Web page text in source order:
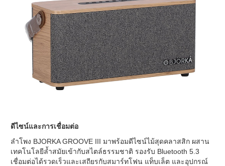
ดีไซน์และการเชื่อมต่อ
ลำโพง BJORKA GROOVE III มาพร้อมดีไซน์ไม้สุดคลาสสิก ผสาน
เทคโนโลยีล้ำสมัยเข้ากับสไตล์ธรรมชาติ รองรับ Bluetooth 5.3
เชื่อมต่อได้รวดเร็วและเสถียรกับสมาร์ทโฟน แท็บเล็ต และอุปกรณ์